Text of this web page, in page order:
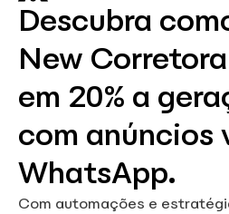
Descubra
New
em 20% a
com anúncios
WhatsApp.
Com automações e